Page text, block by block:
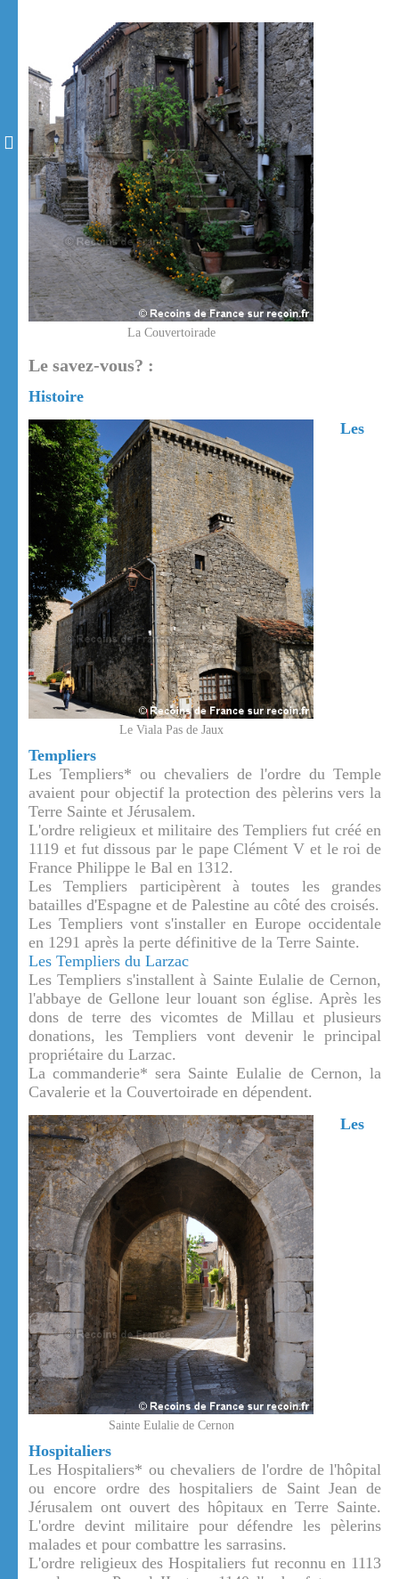
La Couvertoirade
Le savez-vous? :
Histoire
Le Viala Pas de Jaux
Les
Templiers
Les Templiers* ou chevaliers de l'ordre du Temple
avaient pour objectif la protection des pèlerins vers la
Terre Sainte et Jérusalem.
L'ordre religieux et militaire des Templiers fut créé en
1119 et fut dissous par le pape Clément V et le roi de
France Philippe le Bal en 1312.
Les Templiers participèrent à toutes les grandes
batailles d'Espagne et de Palestine au côté des croisés.
Les Templiers vont s'installer en Europe occidentale
en 1291 après la perte définitive de la Terre Sainte.
Les Templiers du Larzac
Les Templiers s'installent à Sainte Eulalie de Cernon,
l'abbaye de Gellone leur louant son église. Après les
dons de terre des vicomtes de Millau et plusieurs
donations, les Templiers vont devenir le principal
propriétaire du Larzac.
La commanderie* sera Sainte Eulalie de Cernon, la
Cavalerie et la Couvertoirade en dépendent.
Sainte Eulalie de Cernon
Les
Hospitaliers
Les Hospitaliers* ou chevaliers de l'ordre de l'hôpital
ou encore ordre des hospitaliers de Saint Jean de
Jérusalem ont ouvert des hôpitaux en Terre Sainte.
L'ordre devint militaire pour défendre les pèlerins
malades et pour combattre les sarrasins.
L'ordre religieux des Hospitaliers fut reconnu en 1113